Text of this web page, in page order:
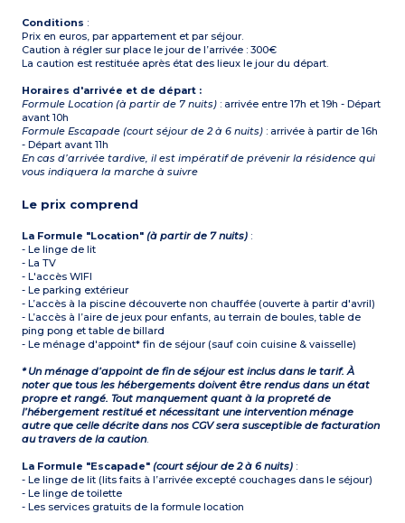
Conditions :
Prix en euros, par appartement et par séjour.
Caution à régler sur place le jour de l’arrivée : 300€
La caution est restituée après état des lieux le jour du départ.
Horaires d'arrivée et de départ :
Formule Location (à partir de 7 nuits) : arrivée entre 17h et 19h - Départ
avant 10h
Formule Escapade (court séjour de 2 à 6 nuits) : arrivée à partir de 16h
- Départ avant 11h
En cas d’arrivée tardive, il est impératif de prévenir la résidence qui
vous indiquera la marche à suivre
Le prix comprend
La Formule "Location"(à partir de 7 nuits) :
- Le linge de lit
- La TV
- L'accès WIFI
- Le parking extérieur
- L’accès à la piscine découverte non chauffée (ouverte à partir d'avril)
- L’accès à l’aire de jeux pour enfants, au terrain de boules, table de
ping pong et table de billard
- Le ménage d'appoint* fin de séjour (sauf coin cuisine & vaisselle)
* Un ménage d’appoint de fin de séjour est inclus dans le tarif. À
noter que tous les hébergements doivent être rendus dans un état
propre et rangé. Tout manquement quant à la propreté de
l’hébergement restitué et nécessitant une intervention ménage
autre que celle décrite dans nos CGV sera susceptible de facturation
au travers de la caution.
La Formule "Escapade"(court séjour de 2 à 6 nuits) :
- Le linge de lit (lits faits à l’arrivée excepté couchages dans le séjour)
- Le linge de toilette
- Les services gratuits de la formule location